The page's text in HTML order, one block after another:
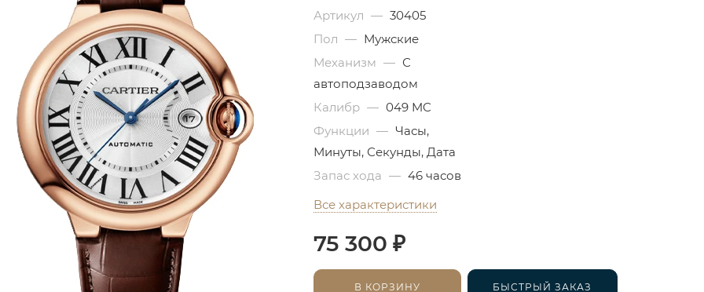
Артикул — 30405
Пол — Мужские
Механизм — С
автоподзаводом
Калибр — 049 MC
Функции — Часы,
Минуты, Секунды, Дата
Запас хода — 46 часов
Все характеристики
75 300 ₽
В КОРЗИНУ БЫСТРЫЙ ЗАКАЗ